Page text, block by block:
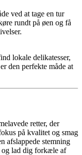
ved at tage en tur
rundt på øen og få
lokale delikatesser,
den perfekte måde at
retter, der
på kvalitet og smag
afslappede stemning
og lad dig forkæle af